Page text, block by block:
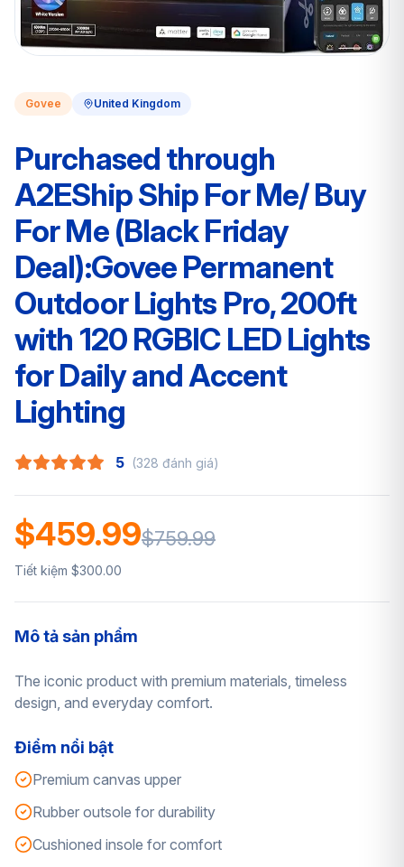
Govee United Kingdom
Purchased through
A2EShip Ship For Me/ Buy
For Me (Black Friday
Deal):Govee Permanent
Outdoor Lights Pro, 200ft
with 120 RGBIC LED Lights
for Daily and Accent
Lighting
5 (328 đánh giá)
$459.99$759.99
Tiết kiệm $300.00
Mô tả sản phẩm
The iconic product with premium materials, timeless
design, and everyday comfort.
Điểm nổi bật
Premium canvas upper
Rubber outsole for durability
Cushioned insole for comfort